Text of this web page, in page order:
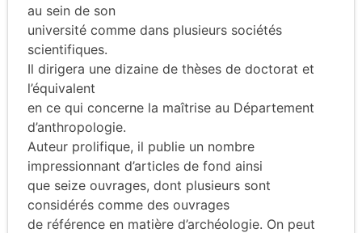
au sein de son
université comme dans plusieurs sociétés
scientifiques.
Il dirigera une dizaine de thèses de doctorat et
l’équivalent
en ce qui concerne la maîtrise au Département
d’anthropologie.
Auteur prolifique, il publie un nombre
impressionnant d’articles de fond ainsi
que seize ouvrages, dont plusieurs sont
considérés comme des ouvrages
de référence en matière d’archéologie. On peut